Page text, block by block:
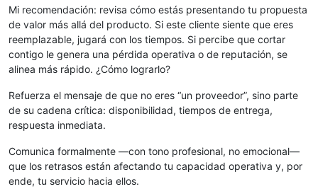
Mi recomendación: revisa cómo estás presentando tu propuesta
de valor más allá del producto. Si este cliente siente que eres
reemplazable, jugará con los tiempos. Si percibe que cortar
contigo le genera una pérdida operativa o de reputación, se
alinea más rápido. ¿Cómo lograrlo?
Refuerza el mensaje de que no eres “un proveedor”, sino parte
de su cadena crítica: disponibilidad, tiempos de entrega,
respuesta inmediata.
Comunica formalmente —con tono profesional, no emocional—
que los retrasos están afectando tu capacidad operativa y, por
ende, tu servicio hacia ellos.